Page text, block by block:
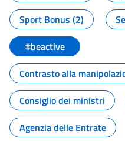
Sport Bonus (2)
#beactive
Contrasto alla
Consiglio dei ministri
Agenzia delle Entrate